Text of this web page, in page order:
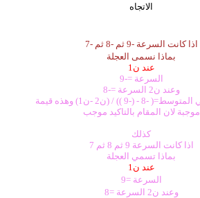
الاتجاه
اذا كانت السرعة -9 ثم -8 ثم -7
بماذا نسمى العجلة
عند ن1
السرعة =-9
وعند ن2 السرعة =-8
اذن العجلة في المتوسط=( -8 - (-9 )) / (ن2 -ن1) وهذه قيمة
موجبة لان المقام بالتاكيد موجب
كذلك
اذا كانت السرعة 9 ثم 8 ثم 7
بماذا تسمي العجلة
عند ن1
السرعة =9
وعند ن2 السرعة =8